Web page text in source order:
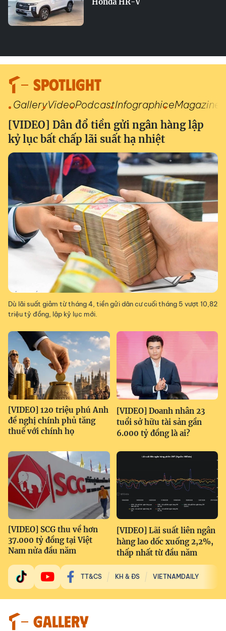
SPOTLIGHT
GalleryVideoPodcastInfographiceMagazine
[VIDEO] Dân đổ tiền gửi ngân hàng lập
kỷ lục bất chấp lãi suất hạ nhiệt
Dù lãi suất giảm từ tháng 4, tiền gửi dân cư cuối tháng 5 vượt 10,82
triệu tỷ đồng, lập kỷ lục mới.
[VIDEO] 120 triệu phú Anh
đề nghị chính phủ tăng
thuế với chính họ
[VIDEO] Doanh nhân 23
tuổi sở hữu tài sản gần
6.000 tỷ đồng là ai?
[VIDEO] SCG thu về hơn
37.000 tỷ đồng tại Việt
Nam nửa đầu năm
[VIDEO] Lãi suất liên ngân
hàng lao dốc xuống 2,2%,
thấp nhất từ đầu năm
TT&CS KH & ĐS VIETNAMDAILY
GALLERY